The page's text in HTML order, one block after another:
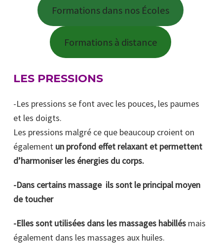
Formations dans nos Écoles
Formations à distance
LES PRESSIONS
-Les pressions se font avec les pouces, les paumes
et les doigts.
Les pressions malgré ce que beaucoup croient on
également un profond effet relaxant et permettent
d’harmoniser les énergies du corps.
-Dans certains massage ils sont le principal moyen
de toucher
-Elles sont utilisées dans les massages habillés mais
également dans les massages aux huiles.